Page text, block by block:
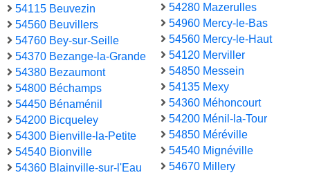
54115 Beuvezin
54560 Beuvillers
54760 Bey-sur-Seille
54370 Bezange-la-Grande
54380 Bezaumont
54800 Béchamps
54450 Bénaménil
54200 Bicqueley
54300 Bienville-la-Petite
54540 Bionville
54360 Blainville-sur-l'Eau
54280 Mazerulles
54960 Mercy-le-Bas
54560 Mercy-le-Haut
54120 Merviller
54850 Messein
54135 Mexy
54360 Méhoncourt
54200 Ménil-la-Tour
54850 Méréville
54540 Mignéville
54670 Millery